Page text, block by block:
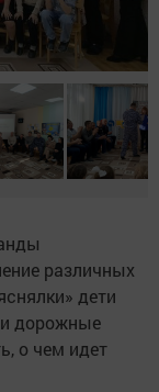
различных
дети
дорожные
о чем идет